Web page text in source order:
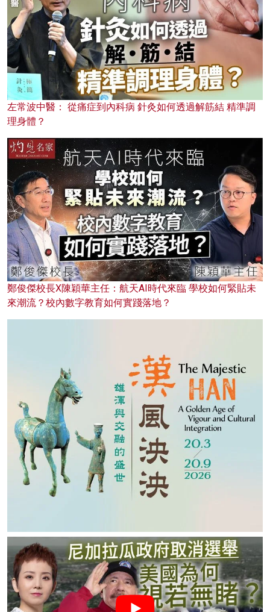
左常波中醫： 從痛症到內科病 針灸如何透過解筋結 精準調
理身體？
鄭俊傑校長X陳穎華主任：航天AI時代來臨 學校如何緊貼未
來潮流？校內數字教育如何實踐落地？